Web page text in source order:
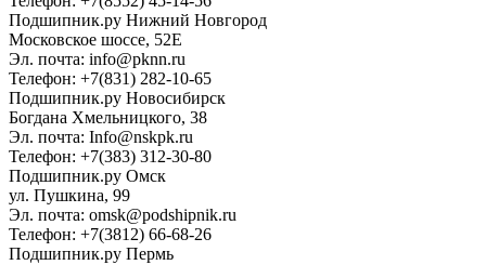
Подшипник.ру Нижний Новгород
Московское шоссе, 52Е
Эл. почта: info@pknn.ru
Телефон: +7(831) 282-10-65
Подшипник.ру Новосибирск
Богдана Хмельницкого, 38
Эл. почта: Info@nskpk.ru
Телефон: +7(383) 312-30-80
Подшипник.ру Омск
ул. Пушкина, 99
Эл. почта: omsk@podshipnik.ru
Телефон: +7(3812) 66-68-26
Подшипник.ру Пермь